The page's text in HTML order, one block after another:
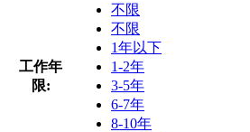
工作年
限:
不限
不限
1年以下
1-2年
3-5年
6-7年
8-10年